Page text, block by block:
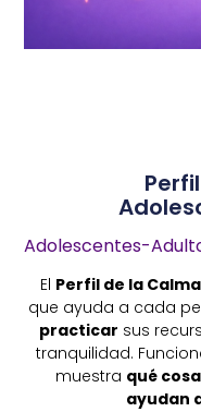
Adolescentes-
El Perfil de la Calma
que ayuda a cada
practicar sus
tranquilidad.
muestra qué
ayudan